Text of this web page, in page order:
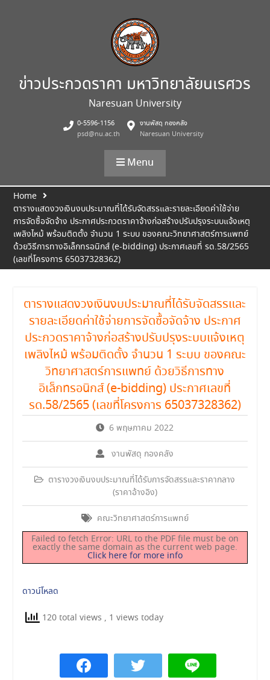
ข่าวประกวดราคา มหาวิทยาลัยนเรศวร
Naresuan University
0-5596-1156
psd@nu.ac.th
งานพัสดุ กองคลัง
Naresuan University
Menu
Home
ตารางแสดงวงเงินงบประมาณที่ได้รับจัดสรรและรายละเอียดค่าใช้จ่าย
การจัดซื้อจัดจ้าง ประกาศประกวดราคาจ้างก่อสร้างปรับปรุงระบบแจ้งเหตุ
เพลิงไหม้ พร้อมติดตั้ง จำนวน 1 ระบบ ของคณะวิทยาศาสตร์การแพทย์
ด้วยวิธีการทางอิเล็กทรอนิกส์ (e-bidding) ประกาศเลขที่ รด.58/2565
(เลขที่โครงการ 65037328362)
ตารางแสดงวงเงินงบประมาณที่ได้รับจัดสรรและ
รายละเอียดค่าใช้จ่ายการจัดซื้อจัดจ้าง ประกาศ
ประกวดราคาจ้างก่อสร้างปรับปรุงระบบแจ้งเหตุ
เพลิงไหม้ พร้อมติดตั้ง จำนวน 1 ระบบ ของคณะ
วิทยาศาสตร์การแพทย์ ด้วยวิธีการทาง
อิเล็กทรอนิกส์ (e-bidding) ประกาศเลขที่
รด.58/2565 (เลขที่โครงการ 65037328362)
6 พฤษภาคม 2022
งานพัสดุ กองคลัง
ตารางวงเงินงบประมาณที่ได้รับการจัดสรรและราคากลาง
(ราคาอ้างอิง)
คณะวิทยาศาสตร์การแพทย์
Failed to fetch Error: URL to the PDF file must be on
exactly the same domain as the current web page.
Click here for more info
ดาวน์โหลด
120 total views , 1 views today